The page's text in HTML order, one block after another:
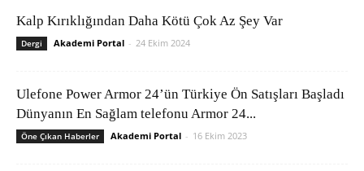
Kalp Kırıklığından Daha Kötü Çok Az Şey Var
Dergi Akademi Portal - 24 Ekim 2024
Ulefone Power Armor 24’ün Türkiye Ön Satışları Başladı
Dünyanın En Sağlam telefonu Armor 24...
Öne Çıkan Haberler Akademi Portal - 16 Ekim 2023